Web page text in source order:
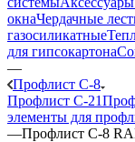
окнаЧердачные
газосиликатные
для гипсокартона
—
Профлист C-8
Профлист C-21
элементы для
—Профлист C-8